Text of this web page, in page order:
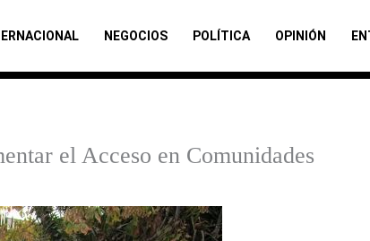
NEGOCIOS POLÍTICA OPINIÓN
el Acceso en Comunidades